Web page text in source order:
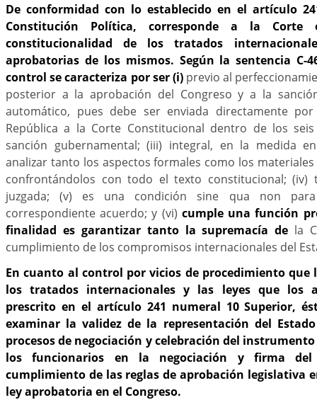
De conformidad con lo establecido en el artículo
Constitución Política, corresponde a la
constitucionalidad de los tratados
aprobatorias de los mismos. Según la sentencia C-
control se caracteriza por ser (i) previo al
posterior a la aprobación del Congreso y a la
automático, pues debe ser enviada directamente
República a la Corte Constitucional dentro de los
sanción gubernamental; (iii) integral, en la medida
analizar tanto los aspectos formales como los
confrontándolos con todo el texto constitucional; (iv)
juzgada; (v) es una condición sine qua non
correspondiente acuerdo; y (vi) cumple una función
finalidad es garantizar tanto la supremacía de la
cumplimiento de los compromisos internacionales del
En cuanto al control por vicios de procedimiento que
los tratados internacionales y las leyes que los
prescrito en el artículo 241 numeral 10 Superior,
examinar la validez de la representación del
procesos de negociación y celebración del
los funcionarios en la negociación y firma
cumplimiento de las reglas de aprobación legislativa
ley aprobatoria en el Congreso.